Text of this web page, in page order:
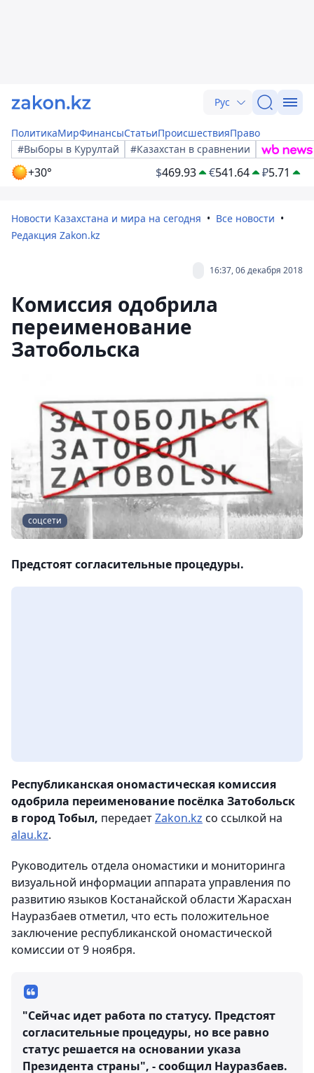
Рус
ПолитикаМирФинансыСтатьиПроисшествияПраво
#Выборы в Курултай
#Казахстан в сравнении
+30° $469.93 €541.64 ₽5.71
Новости Казахстана и мира на сегодня
Все новости
Редакция Zakon.kz
16:37, 06 декабря 2018
Комиссия одобрила
переименование
Затобольска
соцсети
Предстоят согласительные процедуры.
Республиканская ономастическая комиссия
одобрила переименование посёлка Затобольск
в город Тобыл, передаетZakon.kz со ссылкой на
alau.kz.
Руководитель отдела ономастики и мониторинга
визуальной информации аппарата управления по
развитию языков Костанайской области Жарасхан
Науразбаев отметил, что есть положительное
заключение республиканской ономастической
комиссии от 9 ноября.
"Сейчас идет работа по статусу. Предстоят
согласительные процедуры, но все равно
статус решается на основании указа
Президента страны", - сообщил Науразбаев.